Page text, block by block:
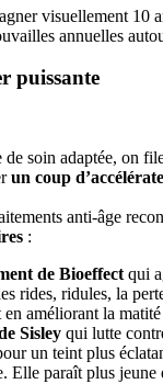
visuellement 10
annuelles
puissante
de soin adaptée, on
un coup
anti-âge
:
de Bioeffect qui
rides, ridules, la
en améliorant la
Sisley qui lutte
un teint plus
Elle paraît plus jeune